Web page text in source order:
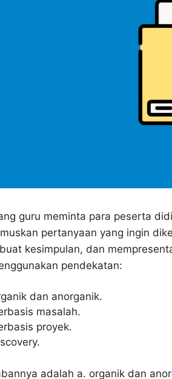
guru meminta para peserta
pertanyaan yang ingin
kesimpulan, dan
pendekatan:
dan anorganik.
masalah.
proyek.
adalah a. organik dan